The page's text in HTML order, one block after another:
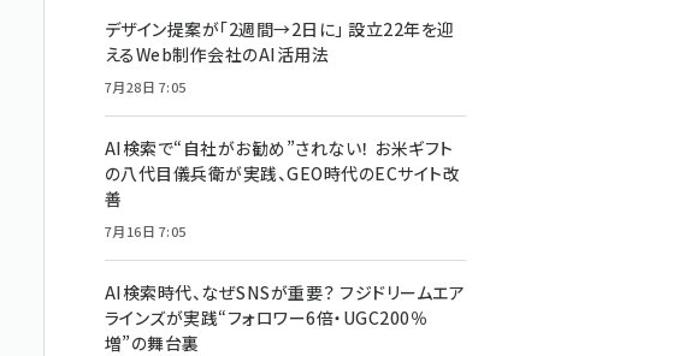
デザイン提案が「2週間→2日に」 設立22年を迎
えるWeb制作会社のAI活用法
7月28日 7:05
AI検索で“自社がお勧め”されない！ お米ギフト
の八代目儀兵衛が実践、GEO時代のECサイト改
善
7月16日 7:05
AI検索時代、なぜSNSが重要？ フジドリームエア
ラインズが実践“フォロワー6倍・UGC200％
増”の舞台裏